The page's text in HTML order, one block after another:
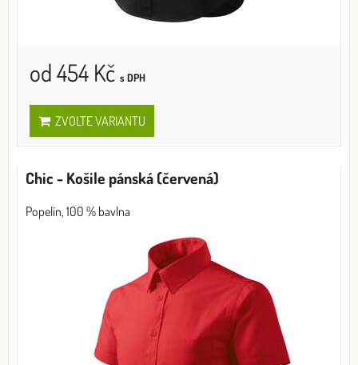
od 454 Kč s DPH
ZVOLTE VARIANTU
Chic - Košile pánská (červená)
Popelín, 100 % bavlna